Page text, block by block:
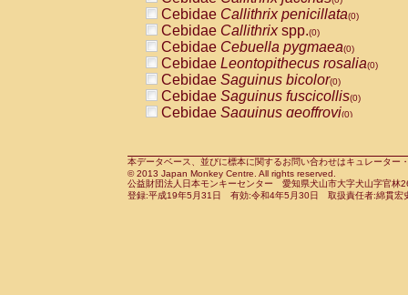
PitheciidaePithecia pithecia(0)
CercopithecidaeCercocebus agilis
CercopithecidaeCercocebus
CercopithecidaeCercocebus
CercopithecidaeCercocebus
CercopithecidaeCercocebus
CercopithecidaeCercocebushybrid
CercopithecidaePapio anubis(0)
CercopithecidaePapio cynocephalus
CercopithecidaePapio hamadryas(0)
Cebidae Callithrix penicillata(0)
Cebidae Callithrixspp.(0)
Cebidae Cebuella pygmaea(0)
Cebidae Leontopithecus rosalia(0)
Cebidae Saguinus bicolor(0)
Cebidae Saguinus fuscicollis(0)
Cebidae Saguinus geoffroyi(0)
CebidaeSaguinus leucopus(0)
CebidaeSaguinus midas(0)
Cebidae Saguinus mystax(0)
本データベース、並びに標本に関するお問い合わせはキュレータ
© 2013 Japan Monkey Centre. All rights reserved.
公益財団法人日本モンキーセンター 愛知県犬山市大字犬山字官
登録:平成19年5月31日 有効:令和4年5月30日 取扱責任者:綿貫宏